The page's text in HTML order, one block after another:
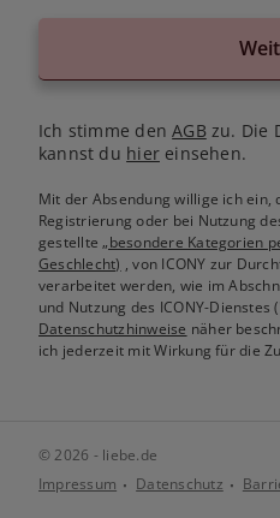
Ich stimme denAGB zu. Die
kannst du hiereinsehen.
Mit der Absendung willige ich ein,
Registrierung oder bei Nutzung
gestellte„besondere Kategorien
Geschlecht) , von ICONY zur
verarbeitet werden, wie im
und Nutzung des ICONY-
Datenschutzhinweise näher
ich jederzeit mit Wirkung für die
© 2026 - liebe.de
Impressum
Datenschutz